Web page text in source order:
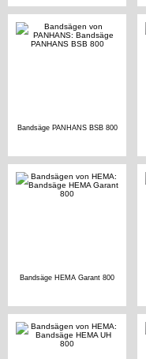
Bandsäge PANHANS BSB 800
Bandsäge HEMA Garant 800